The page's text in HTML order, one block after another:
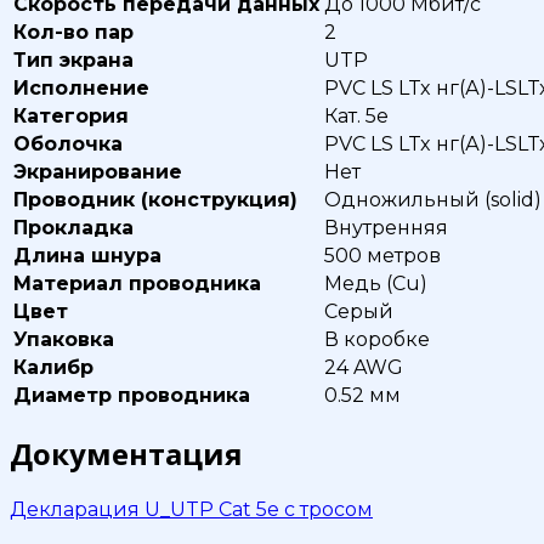
Кол-во пар
2
Тип экрана
UTP
Исполнение
PVC LS LTx нг(А)-
Категория
Кат. 5е
Оболочка
PVC LS LTx нг(А)-
Экранирование
Нет
Проводник (конструкция)
Одножильный (solid)
Прокладка
Внутренняя
Длина шнура
500 метров
Материал проводника
Медь (Cu)
Цвет
Серый
Упаковка
В коробке
Калибр
24 AWG
Диаметр проводника
0.52 мм
Документация
Декларация U_UTP Cat 5e с тросом